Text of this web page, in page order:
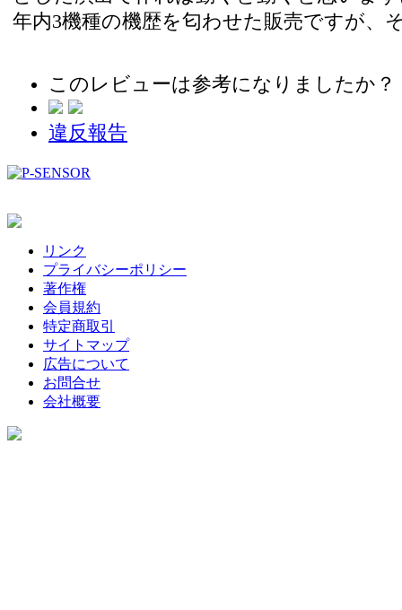
年内3機種の機歴を匂わせた販売ですが、
このレビューは参考になりましたか？
違反報告
リンク
プライバシーポリシー
著作権
会員規約
特定商取引
サイトマップ
広告について
お問合せ
会社概要